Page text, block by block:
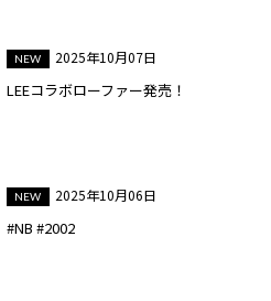
2025年10月07日
LEEコラボローファー発売！
2025年10月06日
#NB #2002